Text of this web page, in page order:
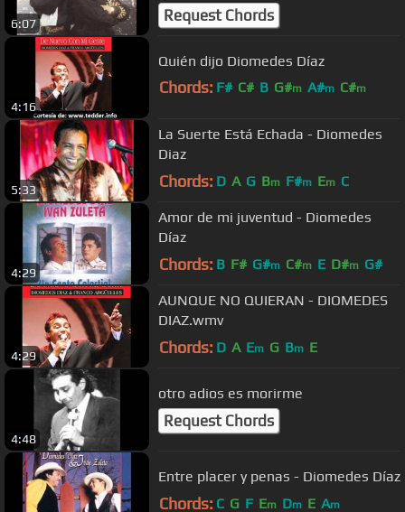
6:07 Request Chords
4:16
Quién dijo Diomedes Díaz
Chords: F# C# B G#m A#m C#m
5:33
La Suerte Está Echada - Diomedes
Diaz
Chords: D A G Bm F#m Em C
4:29
Amor de mi juventud - Diomedes
Díaz
Chords: B F# G#m C#m E D#m G#
4:29
AUNQUE NO QUIERAN - DIOMEDES
DIAZ.wmv
Chords: D A Em G Bm E
4:48
otro adios es morirme
Request Chords
Entre placer y penas - Diomedes Díaz
Chords: C G F Em Dm E Am